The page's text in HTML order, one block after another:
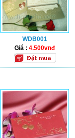
WDB001
Giá :4.500vnđ